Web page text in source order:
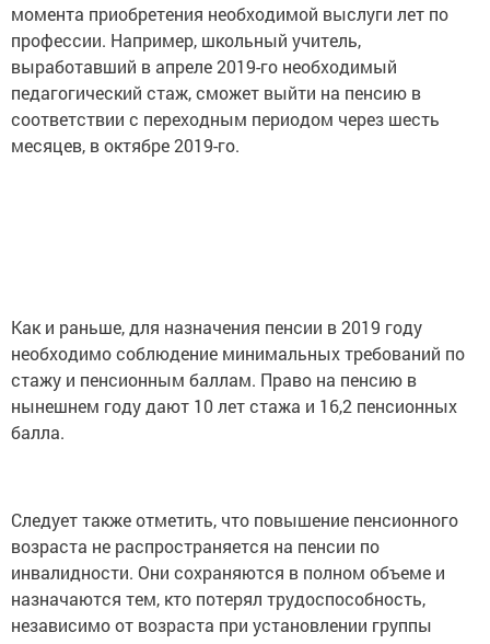
момента приобретения необходимой выслуги лет по
профессии. Например, школьный учитель,
выработавший в апреле 2019-го необходимый
педагогический стаж, сможет выйти на пенсию в
соответствии с переходным периодом через шесть
месяцев, в октябре 2019-го.
Как и раньше, для назначения пенсии в 2019 году
необходимо соблюдение минимальных требований по
стажу и пенсионным баллам. Право на пенсию в
нынешнем году дают 10 лет стажа и 16,2 пенсионных
балла.
Следует также отметить, что повышение пенсионного
возраста не распространяется на пенсии по
инвалидности. Они сохраняются в полном объеме и
назначаются тем, кто потерял трудоспособность,
независимо от возраста при установлении группы